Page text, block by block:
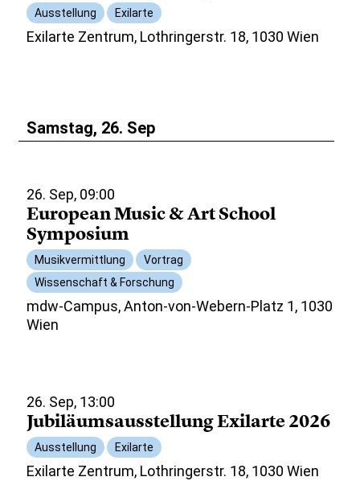
Ausstellung Exilarte
Exilarte Zentrum, Lothringerstr. 18, 1030 Wien
Samstag, 26. Sep
26. Sep, 09:00
European Music & Art School
Symposium
Musikvermittlung
Vortrag
Wissenschaft & Forschung
mdw-Campus, Anton-von-Webern-Platz 1, 1030
Wien
26. Sep, 13:00
Jubiläumsausstellung Exilarte 2026
Ausstellung Exilarte
Exilarte Zentrum, Lothringerstr. 18, 1030 Wien